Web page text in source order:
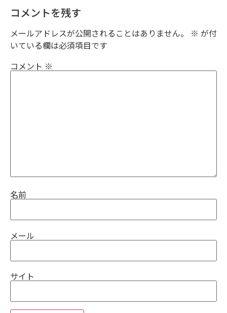
コメントを残す
メールアドレスが公開されることはありません。 ※ が付
いている欄は必須項目です
コメント ※
名前
メール
サイト